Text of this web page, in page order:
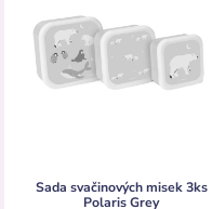
Sada svačinových misek 3ks
Polaris Grey